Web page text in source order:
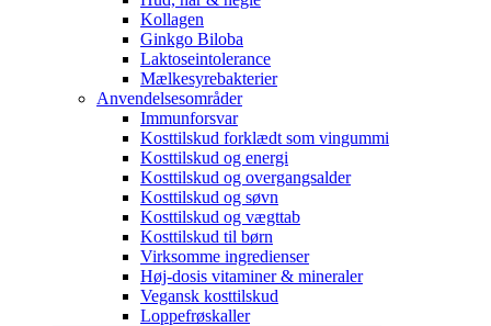
Kollagen
Ginkgo Biloba
Laktoseintolerance
Mælkesyrebakterier
Anvendelsesområder
Immunforsvar
Kosttilskud forklædt som vingummi
Kosttilskud og energi
Kosttilskud og overgangsalder
Kosttilskud og søvn
Kosttilskud og vægttab
Kosttilskud til børn
Virksomme ingredienser
Høj-dosis vitaminer & mineraler
Vegansk kosttilskud
Loppefrøskaller